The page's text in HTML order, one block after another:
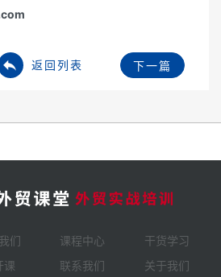
返回列表 下一篇
们 课程中心
干货学习
课 联系我们 关于我们